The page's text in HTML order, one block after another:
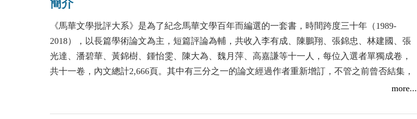
簡介
《馬華文學批評大系》是為了紀念馬華文學百年而編選的一套書，時間跨度三十年（1989-
2018），以長篇學術論文為主，短篇評論為輔，共收入李有成、陳鵬翔、張錦忠、林建國、張
光達、潘碧華、黃錦樹、鍾怡雯、陳大為、魏月萍、高嘉謙等十一人，每位入選者單獨成卷，
共十一卷，內文總計2,666頁。其中有三分之一的論文經過作者重新增訂，不管之前曾否結集，
more...